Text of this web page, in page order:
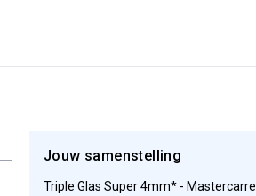
Jouw samenstelling
Triple Glas Super 4mm* - Mastercarre